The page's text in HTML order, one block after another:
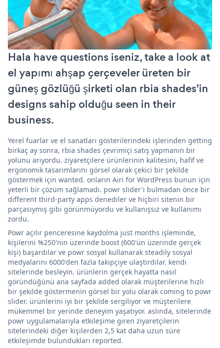
Hala have questions iseniz, take a look at
el yapımı ahşap çerçeveler üreten bir
güneş gözlüğü şirketi olan rbia shades'in
designs sahip olduğu seen in their
business.
Yerel fuarlar ve el sanatları gösterilerindeki işlerinden getting
birkaç ay sonra, rbia shades çevrimiçi satış yapmanın bir
yolunu arıyordu. ziyaretçilere ürünlerinin kalitesini, hafif ve
ergonomik tasarımlarını görsel olarak çekici bir şekilde
göstermek için wanted. onların Airi for WordPress bunun için
yeterli bir çözüm sağlamadı. powr slider'ı bulmadan önce bir
different third-party apps denediler ve hiçbiri sitenin bir
parçasıymış gibi görünmüyordu ve kullanışsız ve kullanımı
zordu.
Powr açılır penceresine kaydolma just months işleminde,
kişilerini %250'nin üzerinde boost (600'ün üzerinde gerçek
kişi) başardılar ve powr sosyal kullanarak steadily sosyal
medyalarını 6000'den fazla takipçiye ulaştırdılar. kendi
sitelerinde besleyin. ürünlerin gerçek hayatta nasıl
göründüğünü ana sayfada added olarak müşterilerine hızlı
bir şekilde göstermenin görsel bir yolu olarak coming to powr
slider. ürünlerini iyi bir şekilde sergiliyor ve müşterilere
mükemmel bir yerinde deneyim yaşatıyor. aslında, sitelerinde
powr uygulamalarıyla etkileşime giren ziyaretçilerin
sitelerindeki diğer kişilerden 2,5 kat daha uzun süre
etkileşimde bulundukları reported.